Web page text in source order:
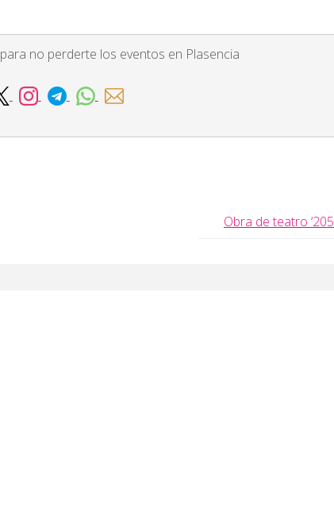
para no perderte los eventos en Plasencia
Obra de teatro